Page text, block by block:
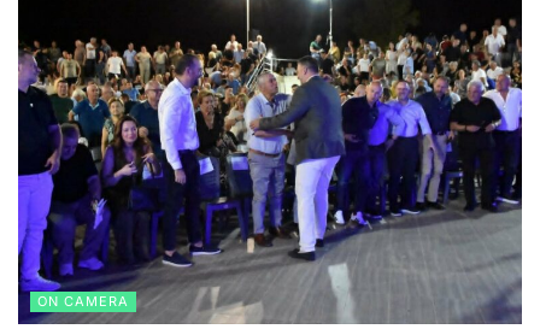
ON CAMERA